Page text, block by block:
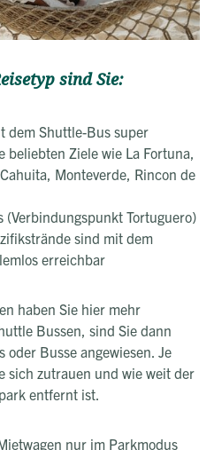
sind Sie:
dem Shuttle-Bus super
beliebten Ziele wie La Fortuna,
Monteverde, Rincon de
(Verbindungspunkt Tortuguero)
sind mit dem
erreichbar
haben Sie hier mehr
Bussen, sind Sie dann
oder Busse angewiesen. Je
sich zutrauen und wie weit der
entfernt ist.
nur im Parkmodus